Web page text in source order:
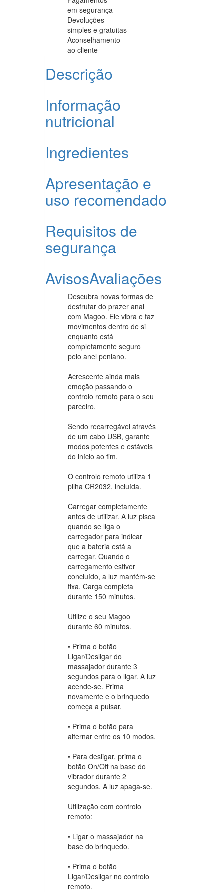
em segurança
Devoluções
simples e gratuitas
Aconselhamento
ao cliente
Descrição
Informação
nutricional
Ingredientes
Apresentação e
uso recomendado
Requisitos de
segurança
AvisosAvaliações
Descubra novas formas de
desfrutar do prazer anal
com Magoo. Ele vibra e faz
movimentos dentro de si
enquanto está
completamente seguro
pelo anel peniano.
Acrescente ainda mais
emoção passando o
controlo remoto para o seu
parceiro.
Sendo recarregável através
de um cabo USB, garante
modos potentes e estáveis
do início ao fim.
O controlo remoto utiliza 1
pilha CR2032, incluída.
Carregar completamente
antes de utilizar. A luz pisca
quando se liga o
carregador para indicar
que a bateria está a
carregar. Quando o
carregamento estiver
concluído, a luz mantém-se
fixa. Carga completa
durante 150 minutos.
Utilize o seu Magoo
durante 60 minutos.
• Prima o botão
Ligar/Desligar do
massajador durante 3
segundos para o ligar. A luz
acende-se. Prima
novamente e o brinquedo
começa a pulsar.
• Prima o botão para
alternar entre os 10 modos.
• Para desligar, prima o
botão On/Off na base do
vibrador durante 2
segundos. A luz apaga-se.
Utilização com controlo
remoto:
• Ligar o massajador na
base do brinquedo.
• Prima o botão
Ligar/Desligar no controlo
remoto.